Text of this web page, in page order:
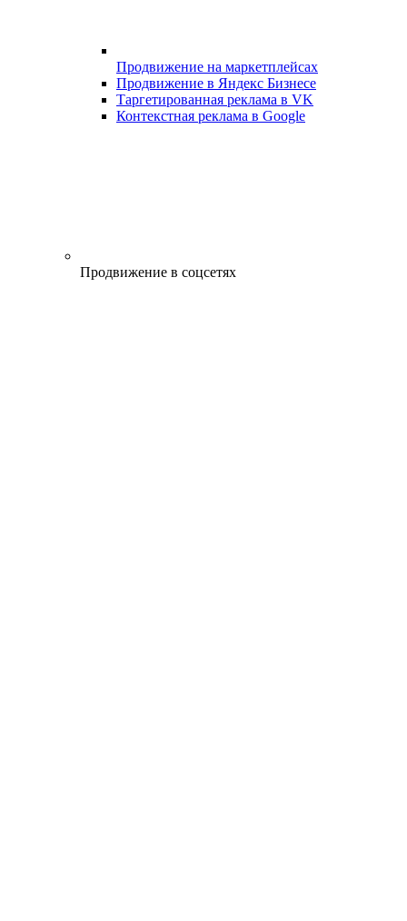
Продвижение на маркетплейсах
Продвижение в Яндекс Бизнесе
Таргетированная реклама в VK
Контекстная реклама в Google
Продвижение в соцсетях